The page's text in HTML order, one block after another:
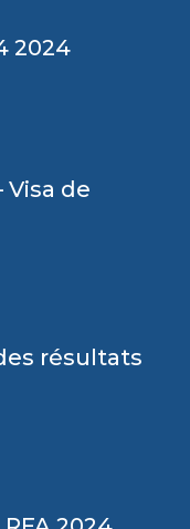
2024
de
résultats